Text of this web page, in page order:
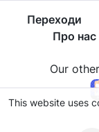
Переходи
Про нас
Our
This website uses